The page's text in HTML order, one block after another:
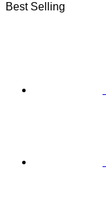
Best Selling